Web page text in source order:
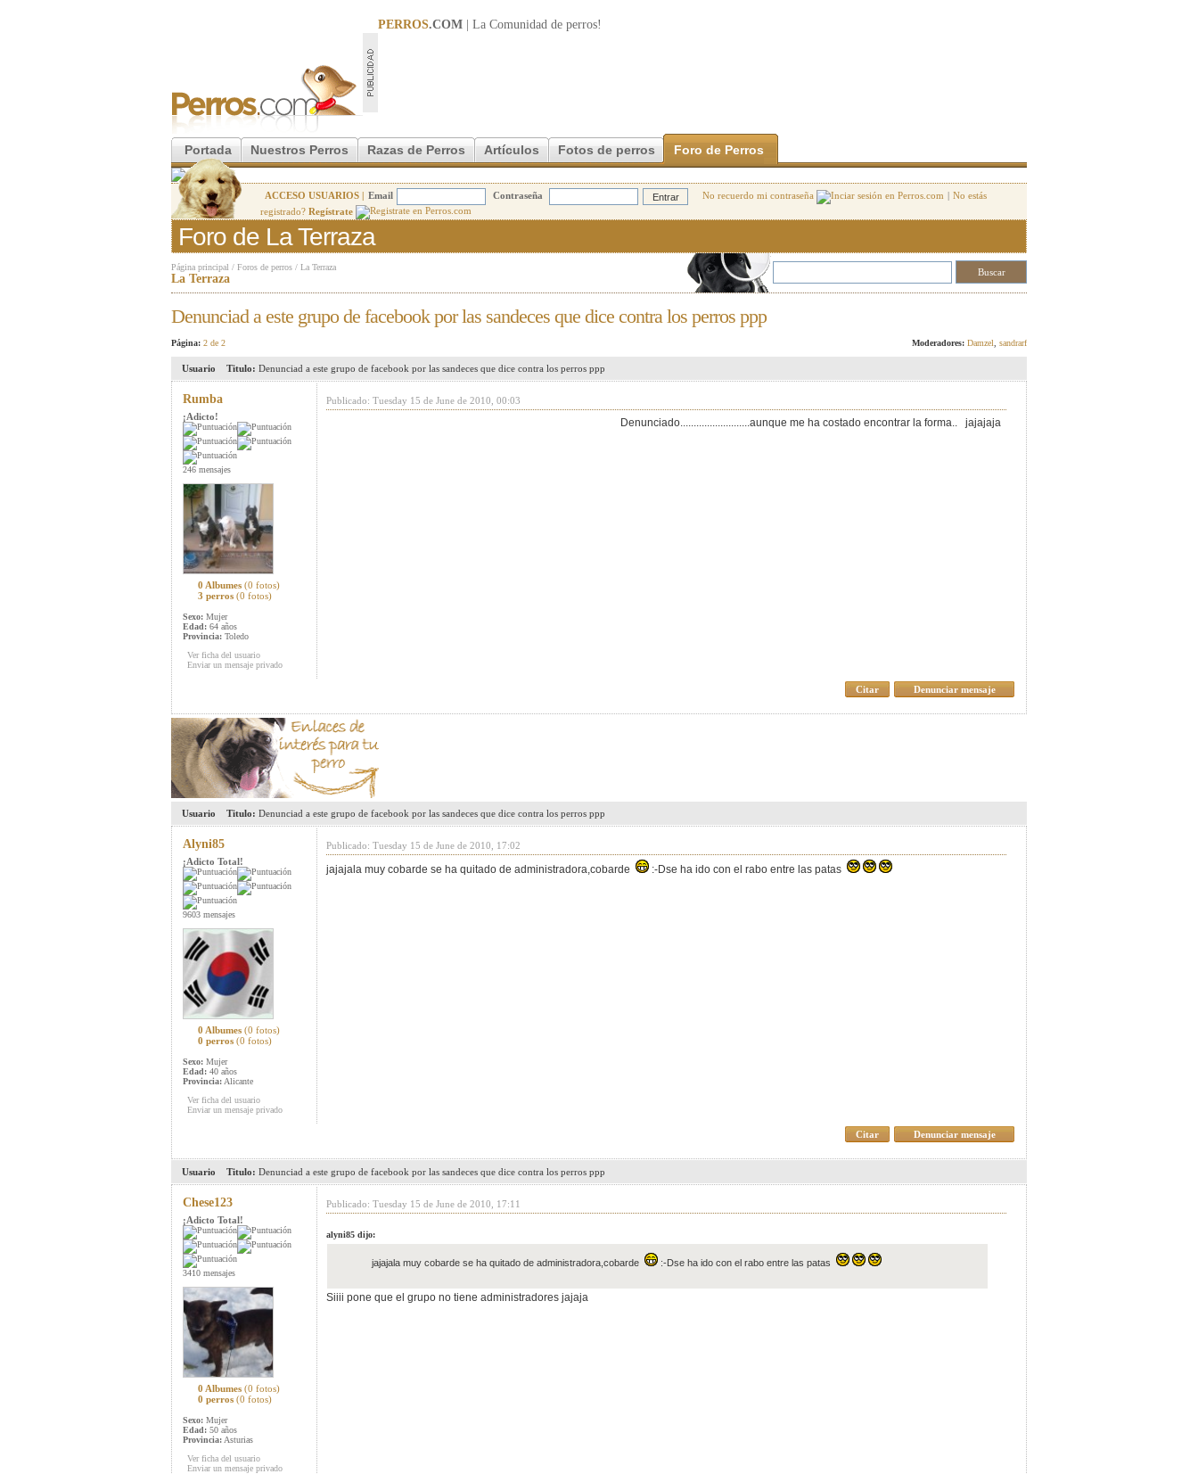
PERROS.COM | La Comunidad de perros!
Portada Nuestros Perros Razas de Perros Artículos Fotos de perros Foro de Perros
ACCESO USUARIOS | Email Contraseña No recuerdo mi contraseña | No estás
registrado? Regístrate
Foro de La Terraza
Página principal / Foros de perros / La Terraza
La Terraza
Denunciad a este grupo de facebook por las sandeces que dice contra los perros ppp
Página: 2 de 2 Moderadores: Damzel sandrarf
Usuario Titulo: Denunciad a este grupo de facebook por las sandeces que dice contra los perros ppp
Rumba
¡Adicto!
246 mensajes
0 Albumes (0 fotos)
3 perros (0 fotos)
Sexo: Mujer
Edad: 64 años
Provincia: Toledo
Ver ficha del usuario
Enviar un mensaje privado
Publicado: Tuesday 15 de June de 2010, 00:03
Denunciado..........................aunque me ha costado encontrar la forma.. jajajaja
Denunciar mensaje
Citar
Usuario Titulo: Denunciad a este grupo de facebook por las sandeces que dice contra los perros ppp
Alyni85
¡Adicto Total!
9603 mensajes
0 Albumes (0 fotos)
0 perros (0 fotos)
Sexo: Mujer
Edad: 40 años
Provincia: Alicante
Ver ficha del usuario
Enviar un mensaje privado
Publicado: Tuesday 15 de June de 2010, 17:02
jajajala muy cobarde se ha quitado de administradora,cobarde :-Dse ha ido con el rabo entre las patas
Denunciar mensaje
Citar
Usuario Titulo: Denunciad a este grupo de facebook por las sandeces que dice contra los perros ppp
Chese123
¡Adicto Total!
3410 mensajes
0 Albumes (0 fotos)
0 perros (0 fotos)
Sexo: Mujer
Edad: 50 años
Provincia: Asturias
Ver ficha del usuario
Enviar un mensaje privado
Publicado: Tuesday 15 de June de 2010, 17:11
alyni85 dijo:
jajajala muy cobarde se ha quitado de administradora,cobarde :-Dse ha ido con el rabo entre las patas
Siiii pone que el grupo no tiene administradores jajaja